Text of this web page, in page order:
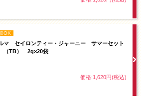
OK
マ セイロンティー・ジャーニー サマーセット
（TB） 2g×20袋
価格:1,620円(税込)